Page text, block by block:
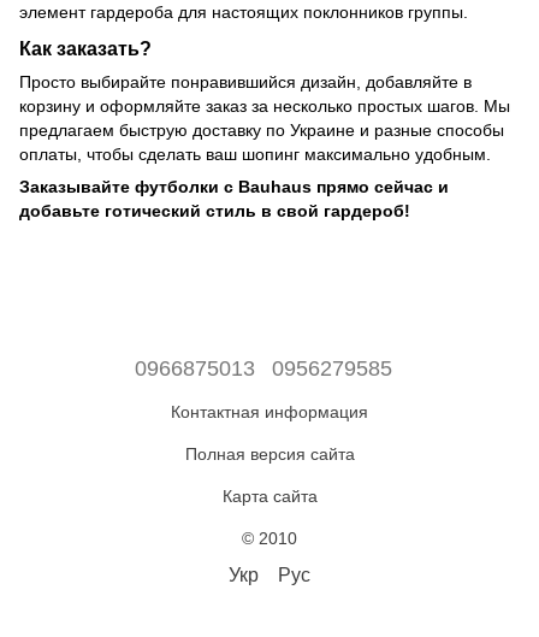
элемент гардероба для настоящих поклонников группы.
Как заказать?
Просто выбирайте понравившийся дизайн, добавляйте в
корзину и оформляйте заказ за несколько простых шагов. Мы
предлагаем быструю доставку по Украине и разные способы
оплаты, чтобы сделать ваш шопинг максимально удобным.
Заказывайте футболки с Bauhaus прямо сейчас и
добавьте готический стиль в свой гардероб!
0966875013 0956279585
Контактная информация
Полная версия сайта
Карта сайта
© 2010
Укр Рус